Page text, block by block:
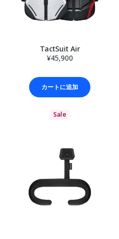
TactSuit Air
¥45,900
カートに追加
Sale